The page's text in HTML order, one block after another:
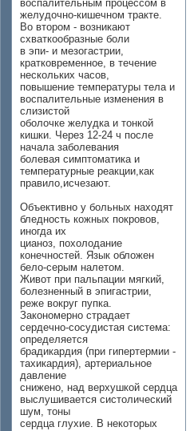
воспалительным процессом в
желудочно-кишечном тракте.
Во втором - возникают
схваткообразные боли
в эпи- и мезогастрии,
кратковременное, в течение
нескольких часов,
повышение температуры тела и
воспалительные изменения в
слизистой
оболочке желудка и тонкой
кишки. Через 12-24 ч после
начала заболевания
болевая симптоматика и
температурные реакции,как
правило,исчезают.
Объективно у больных находят
бледность кожных покровов,
иногда их
цианоз, похолодание
конечностей. Язык обложен
бело-серым налетом.
Живот при пальпации мягкий,
болезненный в эпигастрии,
реже вокруг пупка.
Закономерно страдает
сердечно-сосудистая система:
определяется
брадикардия (при гипертермии -
тахикардия), артериальное
давление
снижено, над верхушкой сердца
выслушивается систолический
шум, тоны
сердца глухие. В некоторых